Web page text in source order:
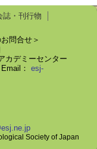
誌・刊行物
問合せ＞
デミーセンター
： esj-
Society of Japan